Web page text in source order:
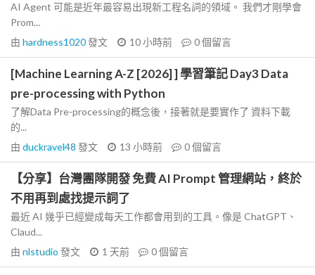
AI Agent 可能是近年最容易出現新工程名詞的領域。 我們才剛學會
Prom...
由 hardness1020發文 10 小時前 0個留言
[Machine Learning A-Z [2026] ] 學習筆記 Day3 Data
pre-processing with Python
了解Data Pre-processing的概念後，接著就是要實作了 資料下載
的...
由 duckravel48 發文 13 小時前 0個留言
【分享】台灣團隊開發 免費 AI Prompt 管理網站，終於
不用再到處找提示詞了
最近 AI 幾乎已經變成每天工作都會用到的工具。像是 ChatGPT、
Claud...
由 nlstudio 發文 1 天前 0個留言